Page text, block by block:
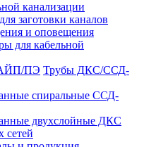
канализации
заготовки каналов
и оповещения
для кабельной
Трубы ДКС/ССД-
спиральные ССД-
двухслойные ДКС
сетей